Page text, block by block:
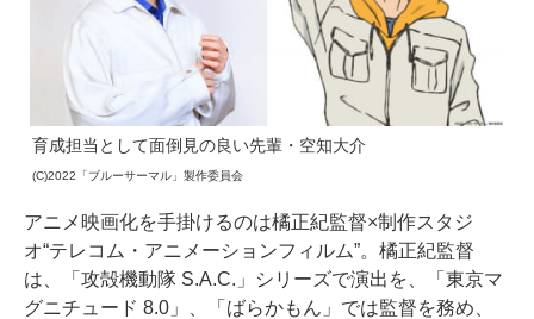
育成担当として面倒見の良い先輩・空知大介
(C)2022「ブルーサーマル」製作委員会
アニメ映画化を手掛けるのは橘正紀監督×制作スタジ
オ“テレコム・アニメーションフィルム”。橘正紀監督
は、「攻殻機動隊 S.A.C.」シリーズで演出を、「東京マ
グニチュード 8.0」、「ばらかもん」では監督を務め、